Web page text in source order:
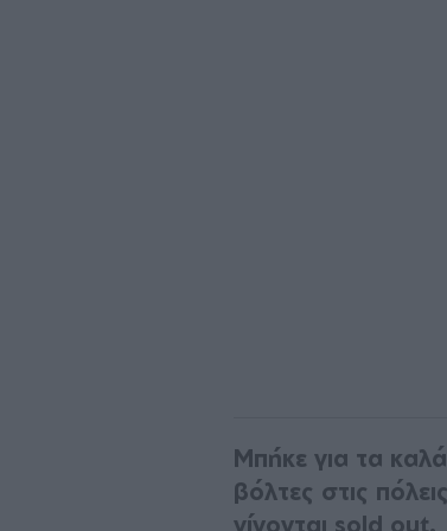
Μπήκε για τα
βόλτες στις
γίνονται sold out.